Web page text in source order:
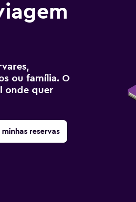
ou família. O
onde quer
reservas